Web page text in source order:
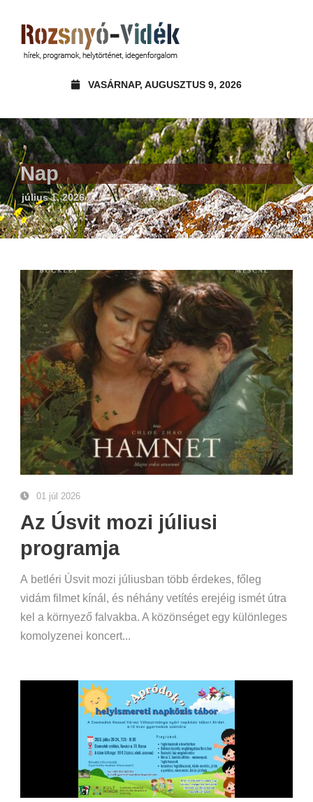
VASÁRNAP, AUGUSZTUS 9, 2026
Nap
július 1, 2026
01 júl 2026
Az Úsvit mozi júliusi
programja
A betléri Úsvit mozi júliusban több érdekes, főleg
vidám filmet kínál, és néhány vetítés erejéig ismét útra
kel a környező falvakba. A közönséget egy különleges
komolyzenei koncert...